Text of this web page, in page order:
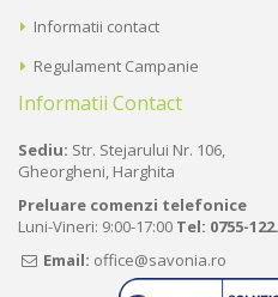
Informatii contact
Regulament Campanie
Informatii Contact
Sediu: Str. Stejarului Nr. 106,
Gheorgheni, Harghita
Preluare comenzi telefonice
Luni-Vineri: 9:00-17:00 Tel: 0755-
Email: office@savonia.ro